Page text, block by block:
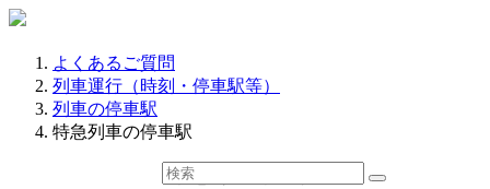
よくあるご質問
列車運行（時刻・停車駅等）
列車の停車駅
特急列車の停車駅
特急列車の停車駅